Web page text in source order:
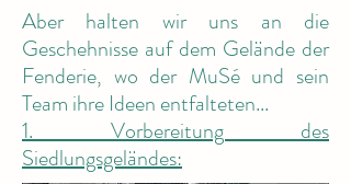
Aber halten wir uns an die
Geschehnisse auf dem Gelände der
Fenderie, wo der MuSé und sein
Team ihre Ideen entfalteten...
1. Vorbereitung des
Siedlungsgeländes: